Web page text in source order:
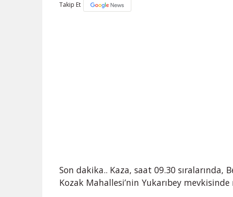
Takip Et
Son dakika.. Kaza, saat 09.30 sıralarında,
Kozak Mahallesi’nin Yukarıbey